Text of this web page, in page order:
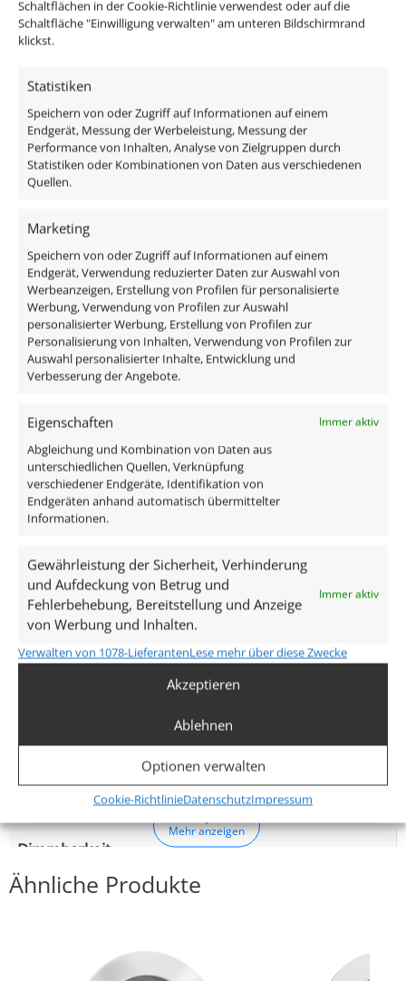
Schaltflächen in der Cookie-Richtlinie verwendest oder auf die
Schaltfläche "Einwilligung verwalten" am unteren Bildschirmrand
klickst.
Statistiken
Speichern von oder Zugriff auf Informationen auf einem
Endgerät, Messung der Werbeleistung, Messung der
Performance von Inhalten, Analyse von Zielgruppen durch
Statistiken oder Kombinationen von Daten aus verschiedenen
Quellen.
Marketing
Speichern von oder Zugriff auf Informationen auf einem
Endgerät, Verwendung reduzierter Daten zur Auswahl von
Werbeanzeigen, Erstellung von Profilen für personalisierte
Werbung, Verwendung von Profilen zur Auswahl
personalisierter Werbung, Erstellung von Profilen zur
Personalisierung von Inhalten, Verwendung von Profilen zur
Auswahl personalisierter Inhalte, Entwicklung und
Verbesserung der Angebote.
Eigenschaften Immer aktiv
Abgleichung und Kombination von Daten aus
unterschiedlichen Quellen, Verknüpfung
verschiedener Endgeräte, Identifikation von
Endgeräten anhand automatisch übermittelter
Informationen.
Gewährleistung der Sicherheit, Verhinderung
und Aufdeckung von Betrug und
Fehlerbehebung, Bereitstellung und Anzeige
von Werbung und Inhalten.
Immer aktiv
Verwalten von 1078-LieferantenLese mehr über diese Zwecke
Akzeptieren
Ablehnen
Optionen verwalten
Cookie-RichtlinieDatenschutzImpressum
diesen Einbaustrahler in 13cm Durchmesser? Dann
sind unsere
Abdeckblenden aus Aluminium
Hier geht's zu unseren Innenringen
Passendes Zubehör:
WLAN-Steuerset
Funkdimmer-Set
Steuerset Philips Hue / ZigBee
Im Lieferumfang enthalten sind:
1x Forma Einbaurahmen Aluminium Bronze-
gebürstet
Technische Daten
Gesamtmaße
Lochausschnitt Ø
68–78mm
9W
Glühbirnenersatz
Dimmbarkeit
Ja
Mehr anzeigen
Ähnliche Produkte